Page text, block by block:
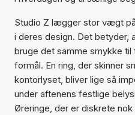
Studio Z lægger stor vægt
i deres design. Det betyder,
bruge det samme smykke til
formål. En ring, der skinner
kontorlyset, bliver lige så
under aftenens festlige
Øreringe, der er diskrete nok